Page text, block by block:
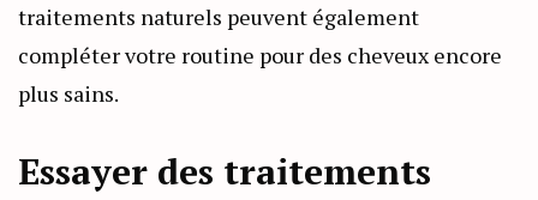
traitements naturels peuvent également
compléter votre routine pour des cheveux encore
plus sains.
Essayer des traitements